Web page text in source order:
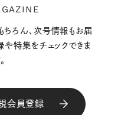
ろん、次号情報もお届
や特集をチェックできま
会員登録